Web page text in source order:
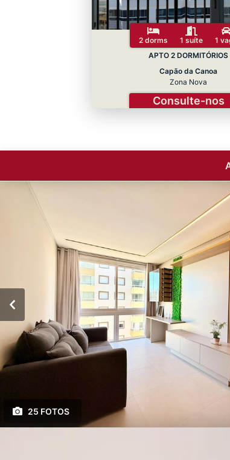
2 dorms 1 suíte
1
APTO 2 DORMITÓRIOS
Capão da Canoa
Zona Nova
Consulte-nos
25 FOTOS